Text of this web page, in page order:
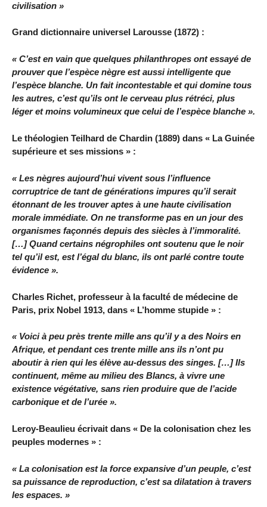
civilisation »
Grand dictionnaire universel Larousse (1872) :
« C’est en vain que quelques philanthropes ont essayé de
prouver que l’espèce nègre est aussi intelligente que
l’espèce blanche. Un fait incontestable et qui domine tous
les autres, c’est qu’ils ont le cerveau plus rétréci, plus
léger et moins volumineux que celui de l’espèce blanche ».
Le théologien Teilhard de Chardin (1889) dans « La Guinée
supérieure et ses missions » :
« Les nègres aujourd’hui vivent sous l’influence
corruptrice de tant de générations impures qu’il serait
étonnant de les trouver aptes à une haute civilisation
morale immédiate. On ne transforme pas en un jour des
organismes façonnés depuis des siècles à l’immoralité.
[…] Quand certains négrophiles ont soutenu que le noir
tel qu’il est, est l’égal du blanc, ils ont parlé contre toute
évidence ».
Charles Richet, professeur à la faculté de médecine de
Paris, prix Nobel 1913, dans « L’homme stupide » :
« Voici à peu près trente mille ans qu’il y a des Noirs en
Afrique, et pendant ces trente mille ans ils n’ont pu
aboutir à rien qui les élève au-dessus des singes. […] Ils
continuent, même au milieu des Blancs, à vivre une
existence végétative, sans rien produire que de l’acide
carbonique et de l’urée ».
Leroy-Beaulieu écrivait dans « De la colonisation chez les
peuples modernes » :
« La colonisation est la force expansive d’un peuple, c’est
sa puissance de reproduction, c’est sa dilatation à travers
les espaces. »